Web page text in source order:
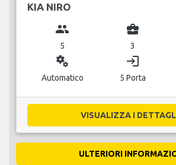
KIA NIRO
group
5
business_center
3
miscellaneous_services
Automatico
login
5 Porta
VISUALIZZA I
ULTERIORI